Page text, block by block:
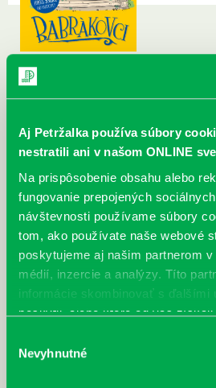
Aj Petržalka používa súbory
nestratili ani v našom ONLINE
Na prispôsobenie obsahu alebo
fungovanie prepojených
návštevnosti používame súbory
tom, ako používate naše webové
poskytujeme aj našim partnerom
médií, inzercie a analýzy. Títo
informácie skombinovať s ďalšími
poskytli, alebo ktoré od vás
súhlasu
Nevyhnutné
McGrath, Andy: Tadej Pogačar: